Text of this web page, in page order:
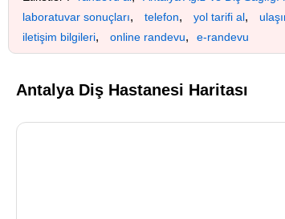
laboratuvar sonuçları, telefon, yol tarifi al,
iletişim bilgileri, online randevu, e-randevu
Antalya Diş Hastanesi Haritası